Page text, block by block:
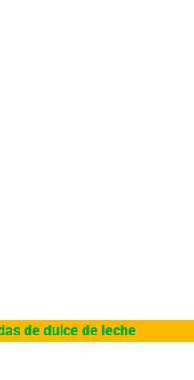
de dulce de leche